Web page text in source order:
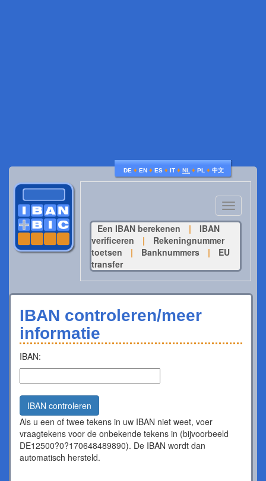
DE ♦ EN ♦ ES ♦ IT ♦ NL ♦ PL ♦ 中文
Toggle
navigation
Een IBAN berekenen
|
IBAN
verificeren
|
Rekeningnummer
toetsen
| Banknummers |
EU
transfer
IBAN controleren/meer
informatie
IBAN:
IBAN controleren
Als u een of twee tekens in uw IBAN niet weet, voer
vraagtekens voor de onbekende tekens in (bijvoorbeeld
DE12500?0?170648489890). De IBAN wordt dan
automatisch hersteld.